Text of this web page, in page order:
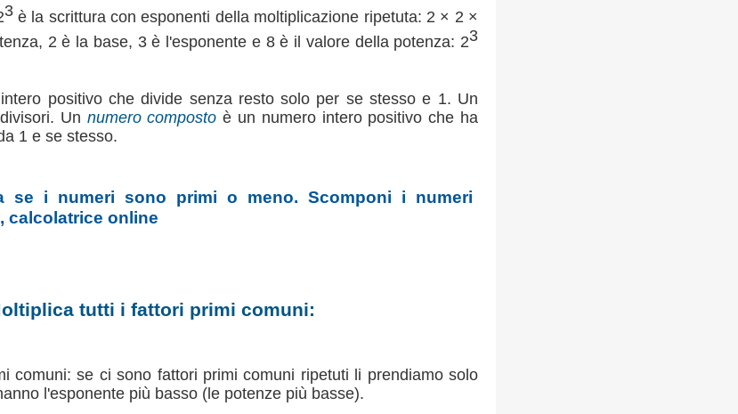
3è la scrittura con esponenti della moltiplicazione ripetuta: 2 × 2 ×
2 è la base, 3 è l'esponente e 8 è il valore della potenza: 23
positivo che divide senza resto solo per se stesso e 1. Un
Un numero composto è un numero intero positivo che ha
1 e se stesso.
se i numeri sono primi o meno. Scomponi i numeri
calcolatrice online
tutti i fattori primi comuni:
comuni: se ci sono fattori primi comuni ripetuti li prendiamo solo
l'esponente più basso (le potenze più basse).